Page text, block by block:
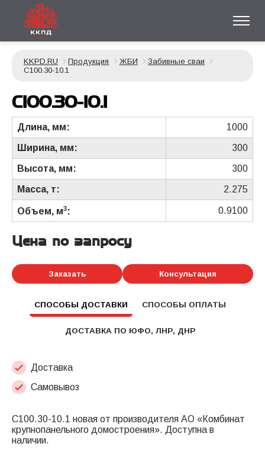
KKPD.RU Продукция ЖБИ
Забивные сваи
С100.30-10.1
С100.30-10.1
Длина, мм: 1000
Ширина, мм: 300
Высота, мм: 300
Масса, т: 2.275
Объем, м3: 0.9100
Цена по запросу
Заказать Консультация
СПОСОБЫ ДОСТАВКИ СПОСОБЫ ОПЛАТЫ
ДОСТАВКА ПО ЮФО, ЛНР, ДНР
Доставка
Самовывоз
С100.30-10.1 новая от производителя АО «Комбинат
крупнопанельного домостроения». Доступна в
наличии.